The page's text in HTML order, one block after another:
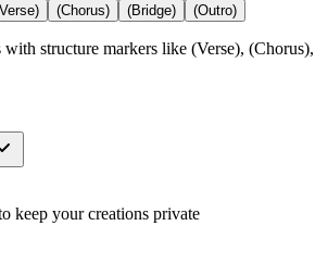
(Chorus) (Bridge) (Outro)
structure markers like (Verse), (Chorus),
keep your creations private